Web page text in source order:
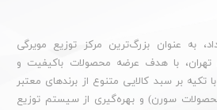
به عنوان بزرگ‌ترین مرکز توزیع مویرگی
تهران، با هدف عرضه محصولات باکیفیت و
بر سبد کالایی متنوع از برندهای معتبر
سورن) و بهره‌گیری از سیستم توزیع